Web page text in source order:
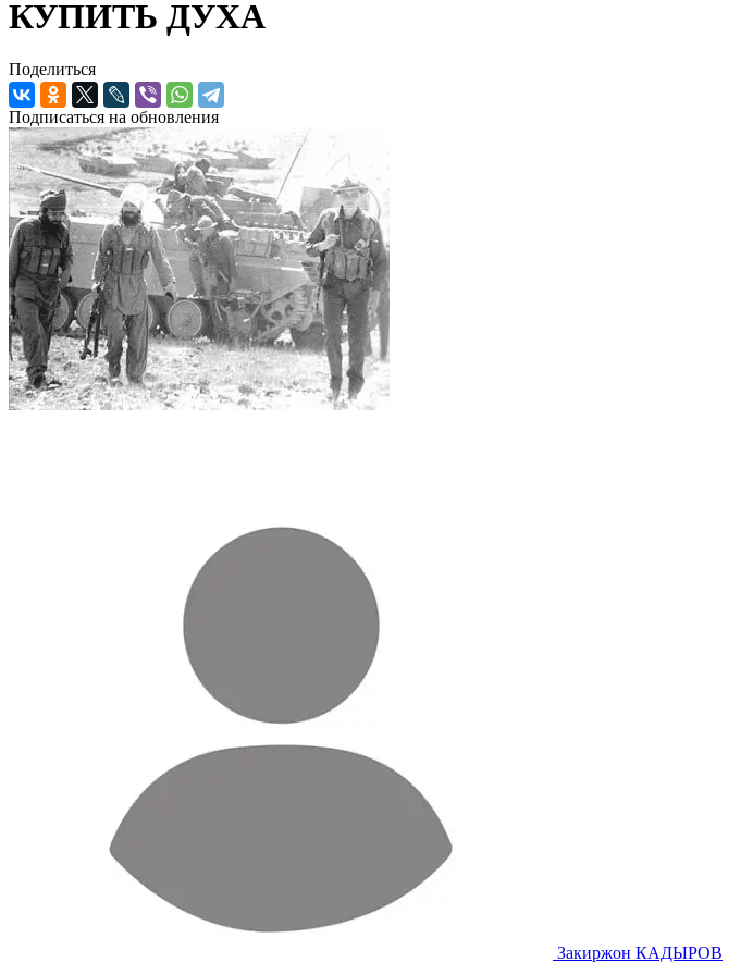
КУПИТЬ ДУХА
Поделиться
Подписаться на обновления
Закиржон КАДЫРОВ